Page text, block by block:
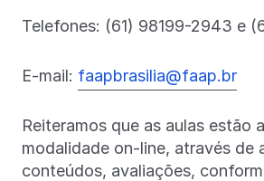
Telefones: (61) 98199-2943 e
E-mail: faapbrasilia@faap.br
Reiteramos que as aulas estão
modalidade on-line, através de
conteúdos, avaliações,